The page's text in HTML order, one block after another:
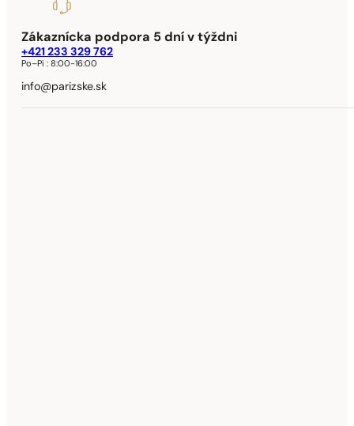
Zákaznícka podpora 5 dní v týždni
+421 233 329 762
Po–Pi :8:00-16:00
info@parizske.sk